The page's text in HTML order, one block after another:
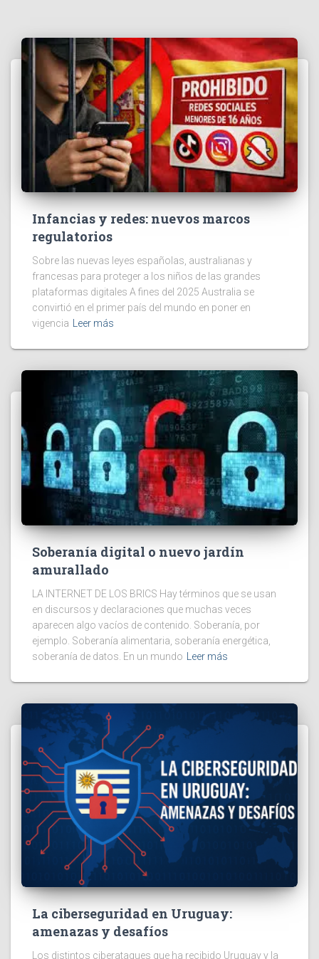
Infancias y redes: nuevos marcos
regulatorios
Sobre las nuevas leyes españolas, australianas y
francesas para proteger a los niños de las grandes
plataformas digitales A fines del 2025 Australia se
convirtió en el primer país del mundo en poner en
vigencia Leer más
Soberanía digital o nuevo jardín
amurallado
LA INTERNET DE LOS BRICS Hay términos que se usan
en discursos y declaraciones que muchas veces
aparecen algo vacíos de contenido. Soberanía, por
ejemplo. Soberanía alimentaria, soberanía energética,
soberanía de datos. En un mundo Leer más
La ciberseguridad en Uruguay:
amenazas y desafíos
Los distintos ciberataques que ha recibido Uruguay y la